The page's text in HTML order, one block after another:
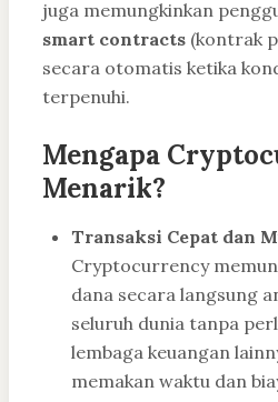
juga memungkinkan
smart contracts (kontrak
secara otomatis ketika
terpenuhi.
Mengapa
Menarik?
Transaksi Cepat dan
Cryptocurrency
dana secara langsung
seluruh dunia tanpa
lembaga keuangan
memakan waktu dan